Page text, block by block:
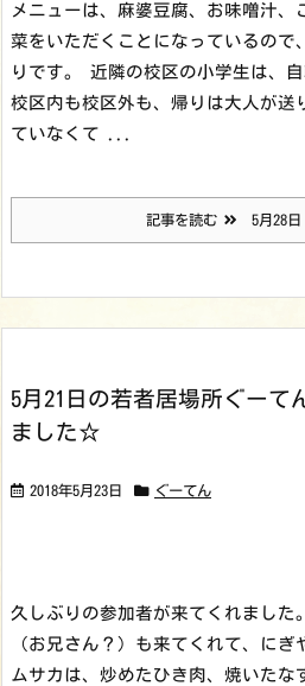
メニューは、麻婆豆腐、お味噌汁
菜をいただくことになっているので
りです。 近隣の校区の小学生は、
校区内も校区外も、帰りは大人が送
ていなくて ...
記事を読む 5月28日
5月21日の若者居場所ぐーて
ました☆
2018年5月23日 ぐーてん
久しぶりの参加者が来てくれました
（お兄さん？）も来てくれて、にぎ
ムサカは、炒めたひき肉、焼いたな